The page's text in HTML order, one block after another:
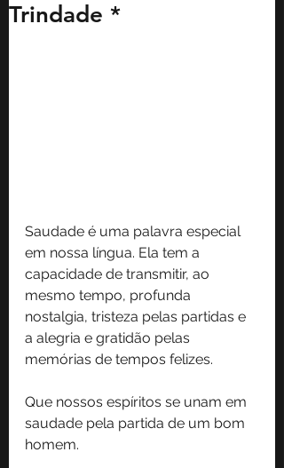
Trindade *
Saudade é uma palavra especial
em nossa língua. Ela tem a
capacidade de transmitir, ao
mesmo tempo, profunda
nostalgia, tristeza pelas partidas e
a alegria e gratidão pelas
memórias de tempos felizes.
Que nossos espíritos se unam em
saudade pela partida de um bom
homem.